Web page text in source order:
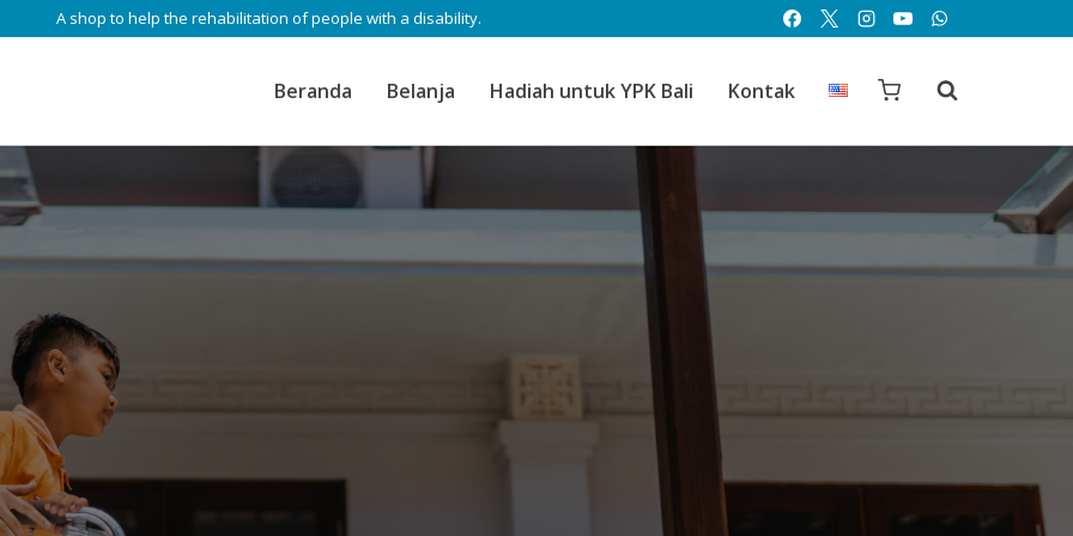
A shop to help the rehabilitation of people with a disability.
Beranda Belanja Hadiah untuk YPK Bali Kontak